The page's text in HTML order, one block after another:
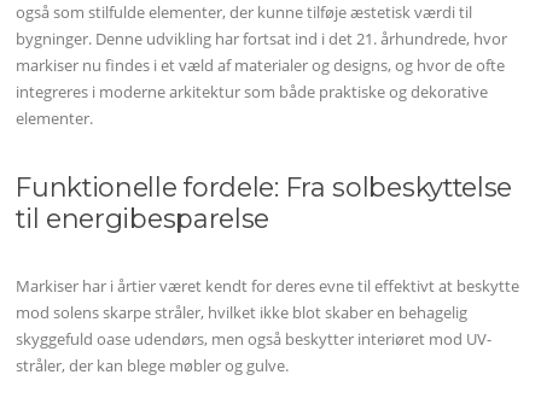
også som stilfulde elementer, der kunne tilføje æstetisk værdi til
bygninger. Denne udvikling har fortsat ind i det 21. århundrede, hvor
markiser nu findes i et væld af materialer og designs, og hvor de ofte
integreres i moderne arkitektur som både praktiske og dekorative
elementer.
Funktionelle fordele: Fra solbeskyttelse
til energibesparelse
Markiser har i årtier været kendt for deres evne til effektivt at beskytte
mod solens skarpe stråler, hvilket ikke blot skaber en behagelig
skyggefuld oase udendørs, men også beskytter interiøret mod UV-
stråler, der kan blege møbler og gulve.